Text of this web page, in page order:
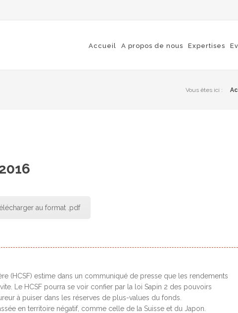
Accueil A propos de nous Expertises
Vous êtes ici :
au format .pdf
(HCSF) estime dans un communiqué de presse que les rendements
Le HCSF pourra se voir confier par la loi Sapin 2 des pouvoirs
à puiser dans les réserves de plus-values du fonds.
en territoire négatif, comme celle de la Suisse et du Japon.